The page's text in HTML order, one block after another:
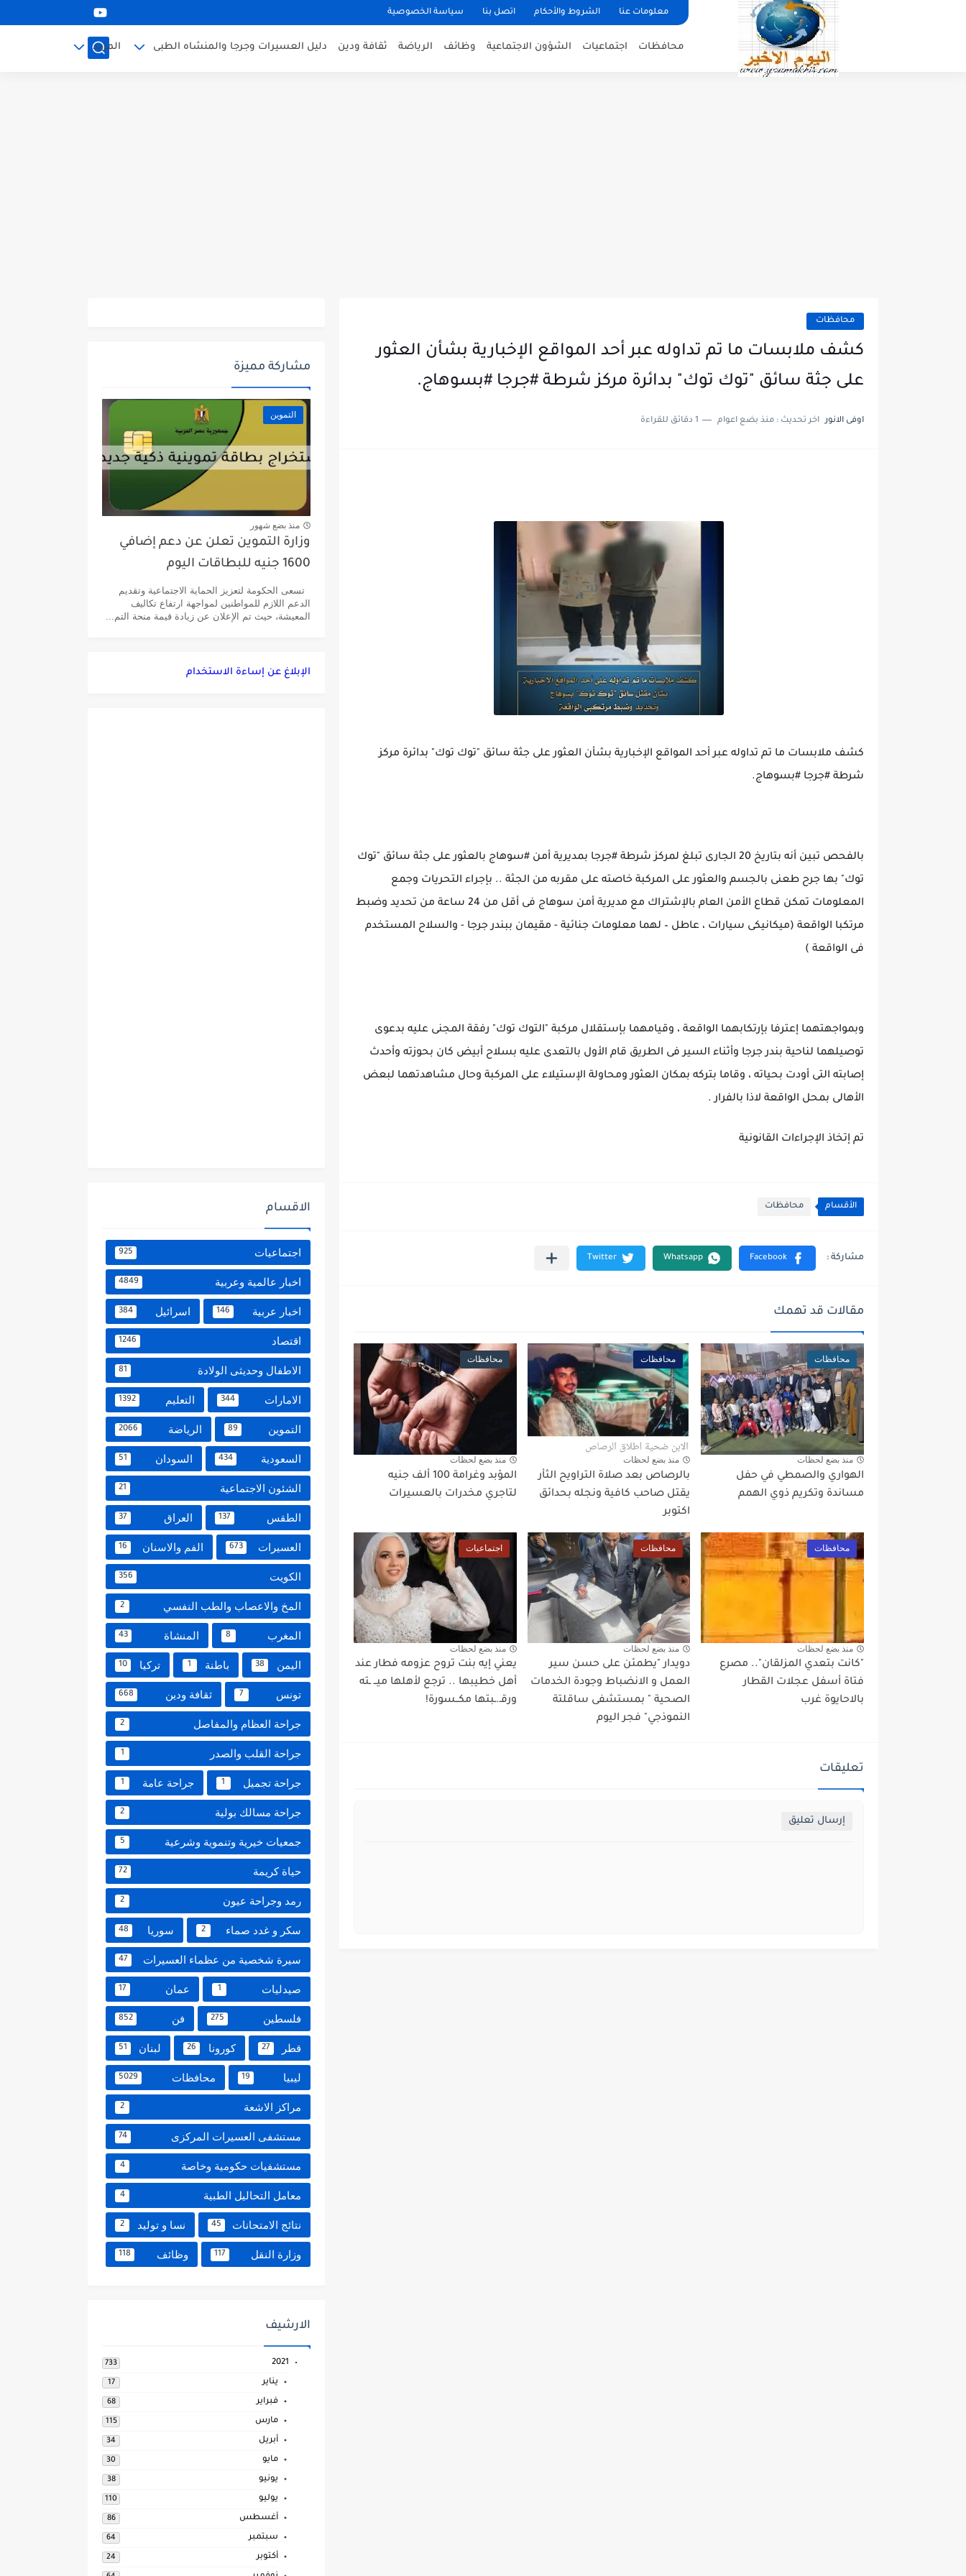
معلومات عنا الشروط والأحكام اتصل بنا سياسة الخصوصية
محافظات اجتماعيات الشؤون الاجتماعية وظائف الرياضة ثقافة ودين دليل العسيرات وجرجا والمنشاه الطبى المزيد
محافظات
كشف ملابسات ما تم تداوله عبر أحد المواقع الإخبارية بشأن العثور
على جثة سائق "توك توك" بدائرة مركز شرطة #جرجا #بسوهاج.
اوفى الانور اخر تحديث : منذ بضع اعوام 1 دقائق للقراءة
كشف ملابسات ما تم تداوله عبر أحد المواقع الإخبارية بشأن العثور على جثة سائق "توك توك" بدائرة مركز
شرطة #جرجا #بسوهاج.
بالفحص تبين أنه بتاريخ 20 الجارى تبلغ لمركز شرطة #جرجا بمديرية أمن #سوهاج بالعثور على جثة سائق "توك
توك" بها جرح طعنى بالجسم والعثور على المركبة خاصته على مقربه من الجثة .. بإجراء التحريات وجمع
المعلومات تمكن قطاع الأمن العام بالإشتراك مع مديرية أمن سوهاج فى أقل من 24 ساعة من تحديد وضبط
مرتكبا الواقعة (ميكانيكى سيارات ، عاطل – لهما معلومات جنائية - مقيمان ببندر جرجا - والسلاح المستخدم
فى الواقعة )
وبمواجهتهما إعترفا بإرتكابهما الواقعة ، وقيامهما بإستقلال مركبة "التوك توك" رفقة المجنى عليه بدعوى
توصيلهما لناحية بندر جرجا وأثناء السير فى الطريق قام الأول بالتعدى عليه بسلاح أبيض كان بحوزته وأحدث
إصابته التى أودت بحياته ، وقاما بتركه بمكان العثور ومحاولة الإستيلاء على المركبة وحال مشاهدتهما لبعض
الأهالى بمحل الواقعة لاذا بالفرار .
تم إتخاذ الإجراءات القانونية
الأقسام محافظات
مقالات قد تهمك
محافظات
منذ بضع لحظات
الهواري والصمطي في حفل
مساندة وتكريم ذوي الهمم
محافظات
منذ بضع لحظات
بالرصاص بعد صلاة التراويح الثأر
يقتل صاحب كافية ونجله بحدائق
اكتوبر
محافظات
منذ بضع لحظات
المؤبد وغرامة 100 ألف جنيه
لتاجري مخدرات بالعسيرات
محافظات
منذ بضع لحظات
"كانت بتعدي المزلقان".. مصرع
فتاة أسفل عجلات القطار
بالاحايوة غرب
محافظات
منذ بضع لحظات
دويدار "يطمئن على حسن سير
العمل و الانضباط وجودة الخدمات
الصحية " بمستشفى ساقلتة
النموذجي" فجر اليوم
اجتماعيات
منذ بضع لحظات
يعني إيه بنت تروح عزومه فطار عند
أهل خطيبها .. ترجع لأهلها ميــ ـته
ورقـ.ـبتها مكــسورة!
تعليقات
إرسال تعليق
مشاركة مميزة
التموين
منذ بضع شهور
وزارة التموين تعلن عن دعم إضافي
1600 جنيه للبطاقات اليوم
تسعى الحكومة لتعزيز الحماية الاجتماعية وتقديم
الدعم اللازم للمواطنين لمواجهة ارتفاع تكاليف
المعيشة، حيث تم الإعلان عن زيادة قيمة منحة التم...
الإبلاغ عن إساءة الاستخدام
الاقسام
اجتماعيات 925
اخبار عالمية وعربية 4849
اخبار عربية 146 اسرائيل 384
اقتصاد 1246
الاطفال وحديثى الولادة 81
الامارات 344 التعليم 1392
التموين 89 الرياضة 2066
السعودية 434 السودان 51
الشئون الاجتماعية 21
الطقس 137 العراق 37
العسيرات 673 الفم والاسنان 16
الكويت 356
المخ والاعصاب والطب النفسي 2
المغرب 8 المنشاة 43
اليمن 38 باطنة 1 تركيا 10
تونس 7 ثقافة ودين 668
جراحة العظام والمفاصل 2
جراحة القلب والصدر 1
جراحة تجميل 1 جراحة عامة 1
جراحة مسالك بولية 2
جمعيات خيرية وتنموية وشرعية 5
حياة كريمة 72
رمد وجراحة عيون 2
سكر و غدد صماء 2 سوريا 48
سيرة شخصية من عظماء العسيرات 47
صيدليات 1 عمان 17
فلسطين 275 فن 852
قطر 27 كورونا 26 لبنان 51
ليبيا 19 محافظات 5029
مراكز الاشعة 2
مستشفى العسيرات المركزى 74
مستشفيات حكومية وخاصة 4
معامل التحاليل الطبية 4
نتائج الامتحانات 45 نسا و توليد 2
وزارة النقل 117 وظائف 118
الارشيف
2021
733
يناير 17
فبراير 68
مارس 115
أبريل 34
مايو 30
يونيو 38
يوليو 110
أغسطس 86
سبتمبر 64
أكتوبر 24